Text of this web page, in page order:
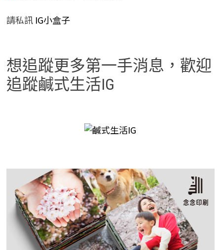
請私訊IG小盒子
想追蹤更多第一手消息，歡迎
追蹤鹹式生活IG